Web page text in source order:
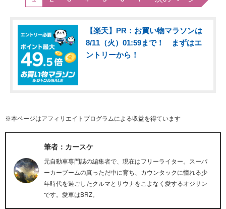
【楽天】PR：お買い物マラソンは
8/11（火）01:59まで！ まずはエ
ントリーから！
※本ページはアフィリエイトプログラムによる収益を得ています
筆者：カースケ
元自動車専門誌の編集者で、現在はフリーライター。スーパ
ーカーブームの真っただ中に育ち、カウンタックに憧れる少
年時代を過ごしたクルマとサウナをこよなく愛するオジサン
です。愛車はBRZ。